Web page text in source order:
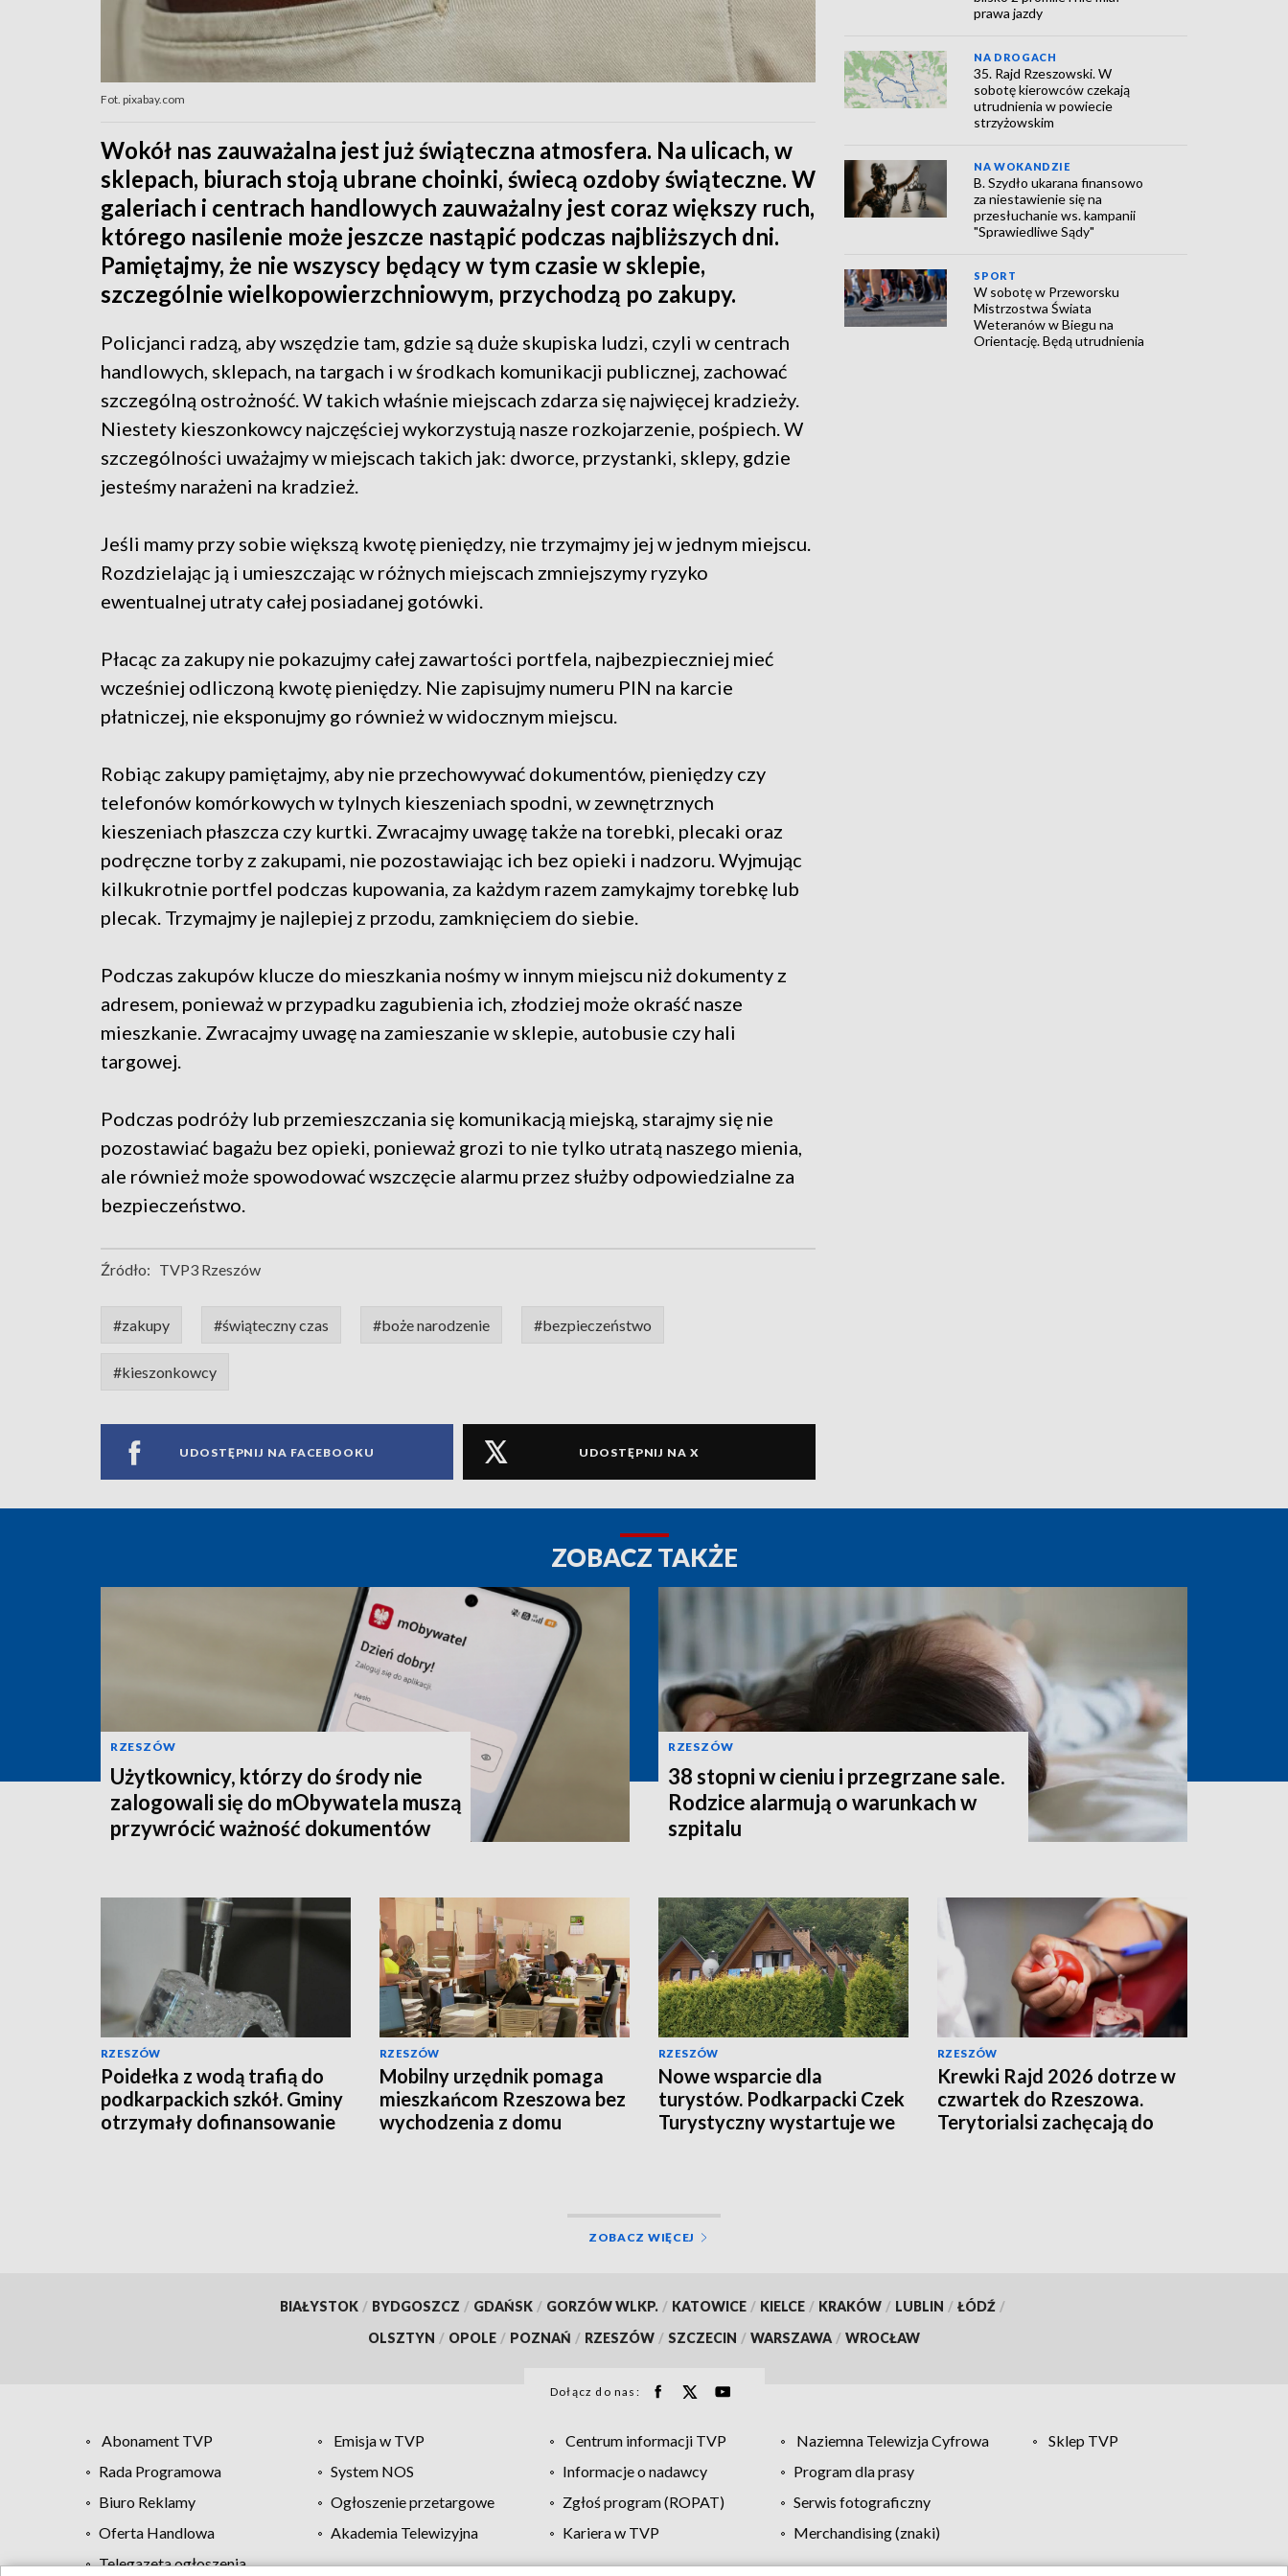
Fot. pixabay.com
Wokół nas zauważalna jest już świąteczna atmosfera. Na ulicach, w
sklepach, biurach stoją ubrane choinki, świecą ozdoby świąteczne. W
galeriach i centrach handlowych zauważalny jest coraz większy ruch,
którego nasilenie może jeszcze nastąpić podczas najbliższych dni.
Pamiętajmy, że nie wszyscy będący w tym czasie w sklepie,
szczególnie wielkopowierzchniowym, przychodzą po zakupy.
Policjanci radzą, aby wszędzie tam, gdzie są duże skupiska ludzi, czyli w centrach
handlowych, sklepach, na targach i w środkach komunikacji publicznej, zachować
szczególną ostrożność. W takich właśnie miejscach zdarza się najwięcej kradzieży.
Niestety kieszonkowcy najczęściej wykorzystują nasze rozkojarzenie, pośpiech. W
szczególności uważajmy w miejscach takich jak: dworce, przystanki, sklepy, gdzie
jesteśmy narażeni na kradzież.
Jeśli mamy przy sobie większą kwotę pieniędzy, nie trzymajmy jej w jednym miejscu.
Rozdzielając ją i umieszczając w różnych miejscach zmniejszymy ryzyko
ewentualnej utraty całej posiadanej gotówki.
Płacąc za zakupy nie pokazujmy całej zawartości portfela, najbezpieczniej mieć
wcześniej odliczoną kwotę pieniędzy. Nie zapisujmy numeru PIN na karcie
płatniczej, nie eksponujmy go również w widocznym miejscu.
Robiąc zakupy pamiętajmy, aby nie przechowywać dokumentów, pieniędzy czy
telefonów komórkowych w tylnych kieszeniach spodni, w zewnętrznych
kieszeniach płaszcza czy kurtki. Zwracajmy uwagę także na torebki, plecaki oraz
podręczne torby z zakupami, nie pozostawiając ich bez opieki i nadzoru. Wyjmując
kilkukrotnie portfel podczas kupowania, za każdym razem zamykajmy torebkę lub
plecak. Trzymajmy je najlepiej z przodu, zamknięciem do siebie.
Podczas zakupów klucze do mieszkania nośmy w innym miejscu niż dokumenty z
adresem, ponieważ w przypadku zagubienia ich, złodziej może okraść nasze
mieszkanie. Zwracajmy uwagę na zamieszanie w sklepie, autobusie czy hali
targowej.
Podczas podróży lub przemieszczania się komunikacją miejską, starajmy się nie
pozostawiać bagażu bez opieki, ponieważ grozi to nie tylko utratą naszego mienia,
ale również może spowodować wszczęcie alarmu przez służby odpowiedzialne za
bezpieczeństwo.
Źródło: TVP3 Rzeszów
#zakupy #świąteczny czas #boże narodzenie #bezpieczeństwo
#kieszonkowcy
UDOSTĘPNIJ NA FACEBOOKU UDOSTĘPNIJ NA X
prawa jazdy
NA DROGACH
35. Rajd Rzeszowski. W
sobotę kierowców czekają
utrudnienia w powiecie
strzyżowskim
NA WOKANDZIE
B. Szydło ukarana finansowo
za niestawienie się na
przesłuchanie ws. kampanii
"Sprawiedliwe Sądy"
SPORT
W sobotę w Przeworsku
Mistrzostwa Świata
Weteranów w Biegu na
Orientację. Będą utrudnienia
ZOBACZ TAKŻE
RZESZÓW
Użytkownicy, którzy do środy nie
zalogowali się do mObywatela muszą
przywrócić ważność dokumentów
RZESZÓW
38 stopni w cieniu i przegrzane sale.
Rodzice alarmują o warunkach w
szpitalu
RZESZÓW
Poidełka z wodą trafią do
podkarpackich szkół. Gminy
otrzymały dofinansowanie
RZESZÓW
Mobilny urzędnik pomaga
mieszkańcom Rzeszowa bez
wychodzenia z domu
RZESZÓW
Nowe wsparcie dla
turystów. Podkarpacki Czek
Turystyczny wystartuje we
RZESZÓW
Krewki Rajd 2026 dotrze w
czwartek do Rzeszowa.
Terytorialsi zachęcają do
ZOBACZ WIĘCEJ
BIAŁYSTOK / BYDGOSZCZ / GDAŃSK / GORZÓW WLKP. / KATOWICE / KIELCE / KRAKÓW / LUBLIN / ŁÓDŹ /
OLSZTYN / OPOLE / POZNAŃ / RZESZÓW / SZCZECIN / WARSZAWA / WROCŁAW
Dołącz do nas:
Abonament TVP Emisja w TVP Centrum informacji TVP Naziemna Telewizja Cyfrowa
Sklep TVP
Rada Programowa
System NOS Informacje o nadawcy
Program dla prasy
Biuro Reklamy
Ogłoszenie przetargowe Zgłoś program (ROPAT)
Serwis fotograficzny
Oferta Handlowa
Akademia Telewizyjna Kariera w TVP
Merchandising (znaki)
Telegazeta ogłoszenia